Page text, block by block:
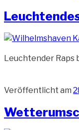
Leuchtender Raps
Veröffentlicht am